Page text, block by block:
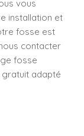
vous
installation et
fosse est
contacter
fosse
gratuit adapté